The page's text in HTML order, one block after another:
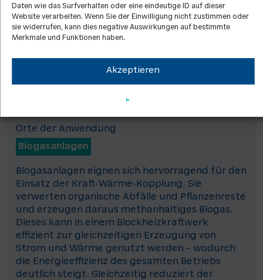
Daten wie das Surfverhalten oder eine eindeutige ID auf dieser
Website verarbeiten. Wenn Sie der Einwilligung nicht zustimmen oder
sie widerrufen, kann dies negative Auswirkungen auf bestimmte
Merkmale und Funktionen haben.
Akzeptieren
Großfeuerungsanlagen eignen sich ideal für den
Einsatz der Kraft-Wärme-Kopplung.
Blockheizkraftwerke können dort effizient Strom
gleichzeitig Wärme für umliegende Haushalte
oder Industrieanlagen bereitstellen.
Orte der Anwendung
Biogasanlagen
Biogasanlagen eignen sich hervorragend für den
Einsatz der Kraft-Wärme-Kopplung. Sie
verwerten organische Abfälle und Pflanzenreste
und erzeugen daraus methanhaltiges Biogas.
Dieses kann in einem Blockheizkraftwerk
effizient zur gleichzeitigen Erzeugung von
Strom und Wärme genutzt werden – wodurch
die Energieeffizienz des gesamten Betriebs
deutlich steigt. Gleichzeitig reduziert der